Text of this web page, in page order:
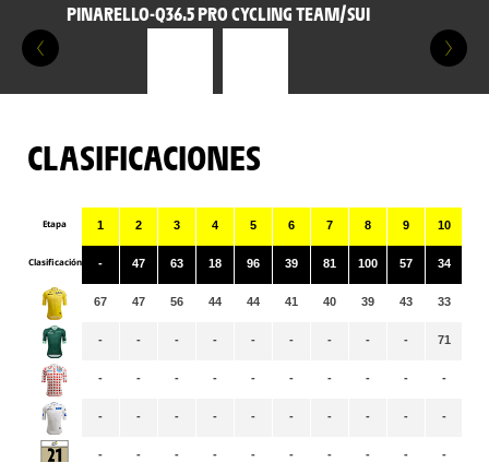
PINARELLO-Q36.5 PRO CYCLING TEAM/SUI
CLASIFICACIONES
Etapa
Clasificación
1
-
67
-
-
-
-
2
47
47
-
-
-
-
3
63
56
-
-
-
-
4
18
44
-
-
-
-
5
96
44
-
-
-
-
6
39
41
-
-
-
-
7
81
40
-
-
-
-
8
100
39
-
-
-
-
9
57
43
-
-
-
-
10
34
33
71
-
-
-